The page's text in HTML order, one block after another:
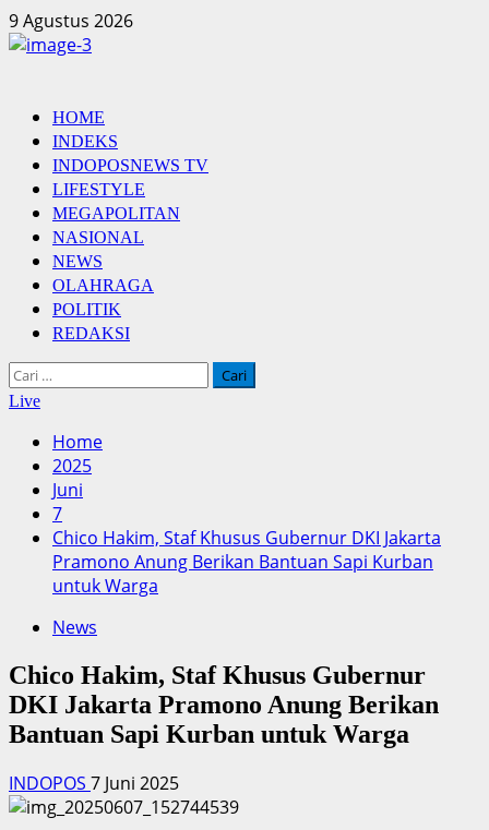
Skip
to
9 Agustus 2026
Primary
Menu
HOME
INDEKS
INDOPOSNEWS TV
LIFESTYLE
MEGAPOLITAN
NASIONAL
NEWS
OLAHRAGA
POLITIK
REDAKSI
Cari
untuk:
Live
Home
2025
Juni
7
Chico Hakim, Staf Khusus Gubernur DKI Jakarta
Pramono Anung Berikan Bantuan Sapi Kurban
untuk Warga
News
Chico Hakim, Staf Khusus Gubernur
DKI Jakarta Pramono Anung Berikan
Bantuan Sapi Kurban untuk Warga
INDOPOS 7 Juni 2025